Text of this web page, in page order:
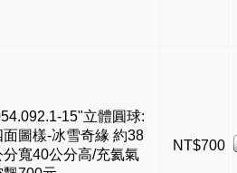
15"立體圓球:
面圖樣-冰雪奇緣 約38
分寬40公分高/充氦氣
NT$700